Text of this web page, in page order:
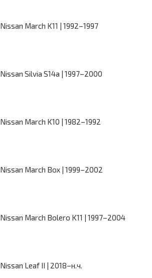
Nissan March K11 | 1992–1997
Nissan Silvia S14a | 1997–2000
Nissan March K10 | 1982–1992
Nissan March Box | 1999–2002
Nissan March Bolero K11 | 1997–2004
Nissan Leaf II | 2018–н.ч.